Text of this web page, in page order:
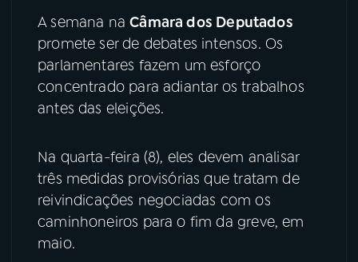
07ÚLTIMAS
08FESTIVAL DE MÚSICA
YouTube Facebook
Instagram X
TikTok
A semana naCâmara dos Deputados
promete ser de debates intensos. Os
parlamentares fazem um esforço
concentrado para adiantar os trabalhos
antes das eleições.
Na quarta-feira (8), eles devem analisar
três medidas provisórias que tratam de
reivindicações negociadas com os
caminhoneiros para o fim da greve, em
maio.